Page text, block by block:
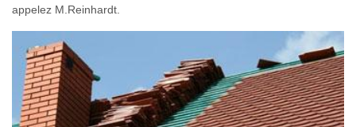
appelez M.Reinhardt.